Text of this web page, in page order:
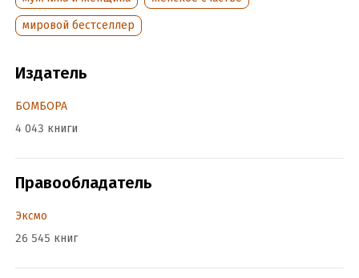
мировой бестселлер
Издатель
БОМБОРА
4 043 книги
Правообладатель
Эксмо
26 545 книг